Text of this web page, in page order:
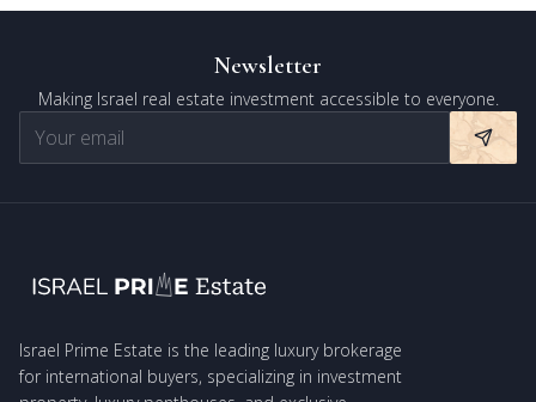
Newsletter
Making Israel real estate investment accessible to everyone.
Israel Prime Estate is the leading luxury brokerage
for international buyers, specializing in investment